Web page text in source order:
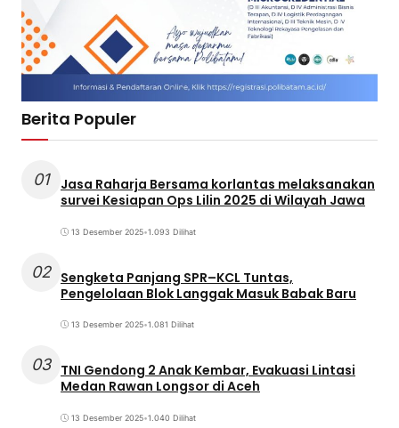
Berita Populer
01
Jasa Raharja Bersama korlantas melaksanakan
survei Kesiapan Ops Lilin 2025 di Wilayah Jawa
13 Desember 2025•1.093 Dilihat
02 Sengketa Panjang SPR–KCL Tuntas,
Pengelolaan Blok Langgak Masuk Babak Baru
13 Desember 2025•1.081 Dilihat
03 TNI Gendong 2 Anak Kembar, Evakuasi Lintasi
Medan Rawan Longsor di Aceh
13 Desember 2025•1.040 Dilihat